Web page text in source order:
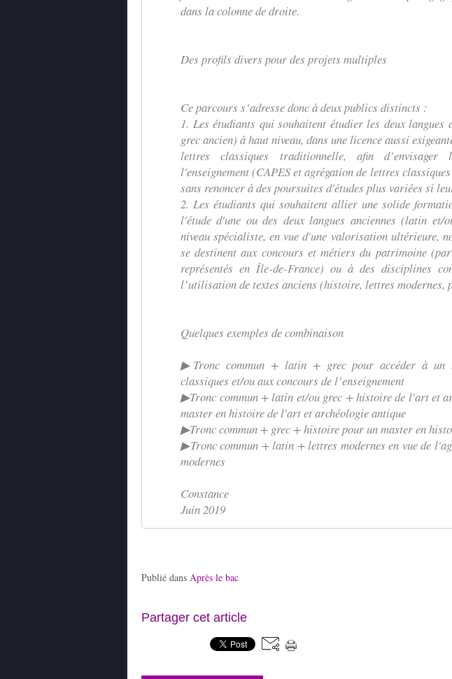
dans la colonne de droite.
Des profils divers pour des projets multiples
Ce parcours s’adresse donc à deux publics distincts :
1. Les étudiants qui souhaitent étudier les deux langues
grec ancien) à haut niveau, dans une licence aussi
lettres classiques traditionnelle, afin d’envisager
l'enseignement (CAPES et agrégation de lettres
sans renoncer à des poursuites d'études plus variées si
2. Les étudiants qui souhaitent allier une solide
l'étude d'une ou des deux langues anciennes (latin et/
niveau spécialiste, en vue d'une valorisation ultérieure,
se destinent aux concours et métiers du patrimoine
représentés en Île-de-France) ou à des disciplines
l’utilisation de textes anciens (histoire, lettres modernes,
Quelques exemples de combinaison
▶Tronc commun + latin + grec pour accéder à un
classiques et/ou aux concours de l’enseignement
▶Tronc commun + latin et/ou grec + histoire de l'art et
master en histoire de l'art et archéologie antique
▶Tronc commun + grec + histoire pour un master en
▶Tronc commun + latin + lettres modernes en vue de
modernes
Constance
Juin 2019
Publié dans Après le bac
Partager cet article